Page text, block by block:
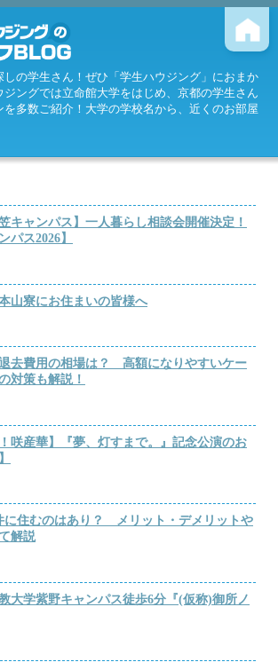
の学生さん！ぜひ「学生ハウジング」におまか
ングでは立命館大学をはじめ、京都の学生さん
を多数ご紹介！大学の学校名から、近くのお部屋
キャンパス】一人暮らし相談会開催決定！
パス2026】
山寮にお住まいの皆様へ
去費用の相場は？ 高額になりやすいケー
対策も解説！
咲産華】『夢、灯すまで。』記念公演のお
に住むのはあり？ メリット・デメリットや
解説
大学紫野キャンパス徒歩6分『(仮称)御所ノ